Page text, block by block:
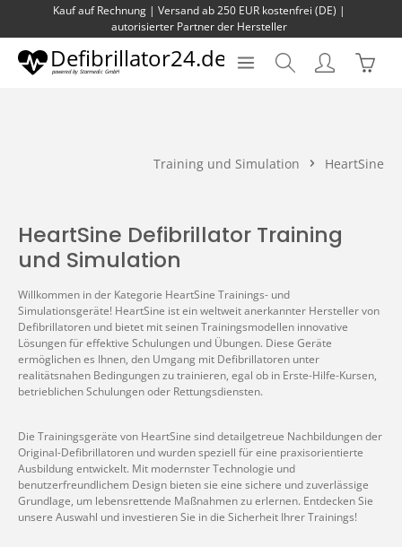
Zum Hauptinhalt springen
Kauf auf Rechnung | Versand ab 250 EUR kostenfrei (DE) |
autorisierter Partner der Hersteller
Training und Simulation HeartSine
HeartSine Defibrillator Training
und Simulation
Willkommen in der Kategorie HeartSine Trainings- und
Simulationsgeräte! HeartSine ist ein weltweit anerkannter Hersteller von
Defibrillatoren und bietet mit seinen Trainingsmodellen innovative
Lösungen für effektive Schulungen und Übungen. Diese Geräte
ermöglichen es Ihnen, den Umgang mit Defibrillatoren unter
realitätsnahen Bedingungen zu trainieren, egal ob in Erste-Hilfe-Kursen,
betrieblichen Schulungen oder Rettungsdiensten.
Die Trainingsgeräte von HeartSine sind detailgetreue Nachbildungen der
Original-Defibrillatoren und wurden speziell für eine praxisorientierte
Ausbildung entwickelt. Mit modernster Technologie und
benutzerfreundlichem Design bieten sie eine sichere und zuverlässige
Grundlage, um lebensrettende Maßnahmen zu erlernen. Entdecken Sie
unsere Auswahl und investieren Sie in die Sicherheit Ihrer Trainings!